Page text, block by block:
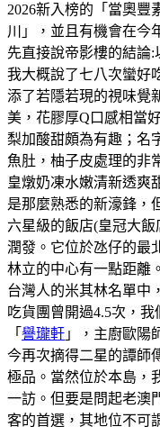
2026新入榜的「當奧豐
川」，並且有機會在今
先直接說帝影樓的結論:
我大概說了七八次蠻好
添了若隱若現的視味覺
美，花膠厚Q口感相當
梨加酸甜頗為有趣；名
魚肚，柚子皮處理的非
皇燉奶凍水嫩清新透爽
是那麼熟悉的新濠鋒，
六星級的飯店(皇冠大
潤發。它位於氹仔的最
林立的中心有一點距離
台灣人的米其林名單中
吃貨團曾開過4.5次，
「 譽瓏軒 」，主廚歐陽
今再次摘得二星的譚師
極品。當然位於本島，
一訪。但要是問起老澳
客的首選，其地位不可